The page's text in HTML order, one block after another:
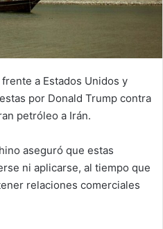
a Estados Unidos y
por Donald Trump contra
petróleo a Irán.
aseguró que estas
ni aplicarse, al tiempo que
relaciones comerciales